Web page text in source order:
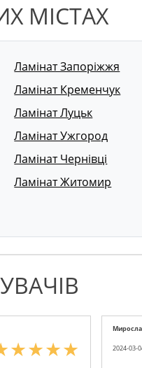
МІСТАХ
Ламінат Запоріжжя
Ламінат Кременчук
Ламінат Луцьк
Ламінат Ужгород
Ламінат Чернівці
Ламінат Житомир
2024-03-